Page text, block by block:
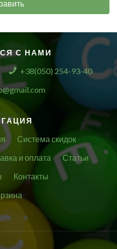
С НАМИ
+38(050) 254-93-40
Система скидок
и оплата
Статьи
Контакты